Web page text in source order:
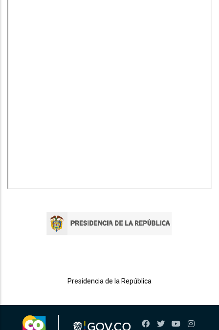
Presidencia de la República